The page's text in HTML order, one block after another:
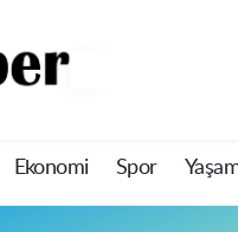
Ekonomi Spor